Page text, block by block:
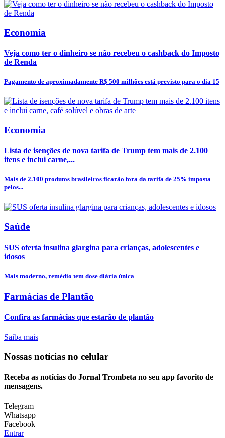
Economia
Veja como ter o dinheiro se não recebeu o cashback do Imposto
de Renda
Pagamento de aproximadamente R$ 500 milhões está previsto para o dia 15
Economia
Lista de isenções de nova tarifa de Trump tem mais de 2.100
itens e inclui carne,...
Mais de 2.100 produtos brasileiros ficarão fora da tarifa de 25% imposta
pelos...
Saúde
SUS oferta insulina glargina para crianças, adolescentes e
idosos
Mais moderno, remédio tem dose diária única
Farmácias de Plantão
Confira as farmácias que estarão de plantão
Saiba mais
Nossas notícias no celular
Receba as notícias do Jornal Trombeta no seu app favorito de
mensagens.
Telegram
Whatsapp
Facebook
Entrar